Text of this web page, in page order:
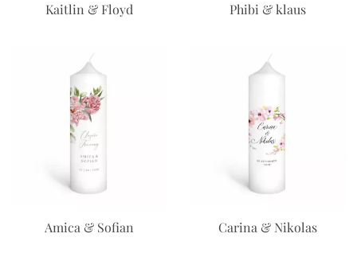
Kaitlin & Floyd Phibi & klaus
Amica & Sofian Carina & Nikolas